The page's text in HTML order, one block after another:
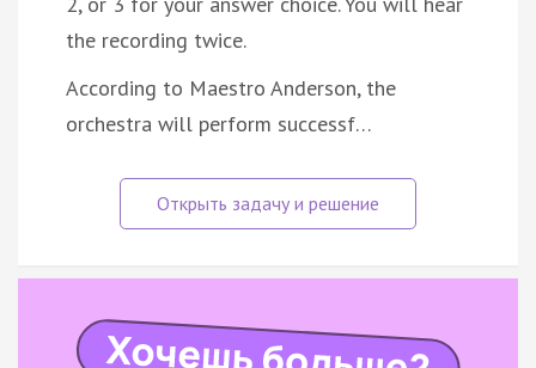
the recording twice.
According to Maestro Anderson, the
orchestra will perform successf…